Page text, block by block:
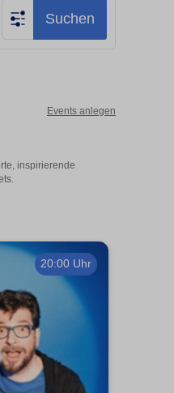
Suchen
Events anlegen
inspirierende
20:00 Uhr